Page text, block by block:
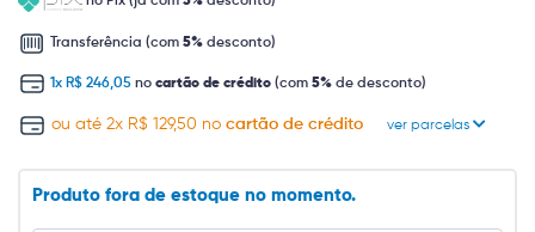
Transferência (com 5% desconto)
1x R$ 246,05 no cartão de crédito (com 5% de desconto)
ou até 2x R$ 129,50 no cartão de crédito ver parcelas
Produto fora de estoque no momento.